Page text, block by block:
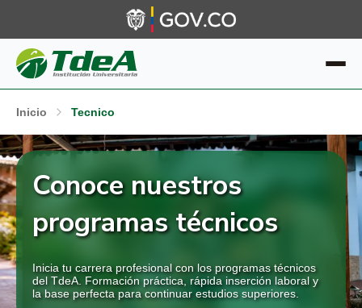
Inicio Tecnico
Conoce nuestros
programas técnicos
Inicia tu carrera profesional con los programas técnicos
del TdeA. Formación práctica, rápida inserción laboral y
la base perfecta para continuar estudios superiores.